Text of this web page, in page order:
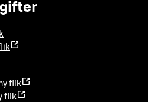
flik
flik